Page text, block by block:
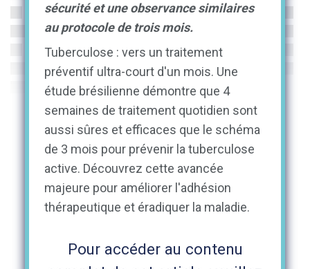
sécurité et une observance similaires
au protocole de trois mois.
Tuberculose : vers un traitement
préventif ultra-court d'un mois. Une
étude brésilienne démontre que 4
semaines de traitement quotidien sont
aussi sûres et efficaces que le schéma
de 3 mois pour prévenir la tuberculose
active. Découvrez cette avancée
majeure pour améliorer l'adhésion
thérapeutique et éradiquer la maladie.
Pour accéder au contenu